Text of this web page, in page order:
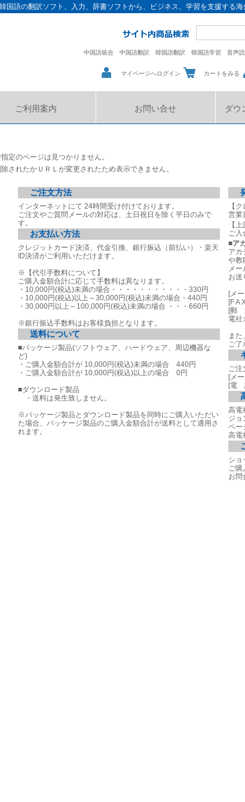
国語の翻訳ソフト、入力、辞書ソフトから、ビジネス、学習を支援する
中国語統合 中国語翻訳 韓国語翻訳 韓国語学習 音声
マイページへログイン カートをみる
ご利用案内 お問い合せ ダウ
指定のページは見つかりません。
されたかＵＲＬが変更されたため表示できません。
ご注文方法
インターネットにて 24時間受け付けております。
ご注文やご質問メールの対応は、土日祝日を除く平日のみで
す。
お支払い方法
クレジットカード決済、代金引換、銀行振込（前払い）・楽天
ID決済がご利用いただけます。
※【代引手数料について】
ご購入金額合計に応じて手数料は異なります。
・10,000円(税込)未満の場合・・・・・・・・・・・330円
・10,000円(税込)以上～30,000円(税込)未満の場合・440円
・30,000円以上～100,000円(税込)未満の場合 ・・・660円
※銀行振込手数料はお客様負担となります。
送料について
■パッケージ製品(ソフトウェア、ハードウェア、周辺機器な
ど)
・ご購入金額合計が 10,000円(税込)未満の場合 440円
・ご購入金額合計が 10,000円(税込)以上の場合 0円
■ダウンロード製品
・送料は発生致しません。
※パッケージ製品とダウンロード製品を同時にご購入いただい
た場合、パッケージ製品のご購入金額合計が送料として適用さ
れます。
【
営業
【
ご入
■ア
アカ
や教
メ
お送
[メ
[F A
[郵
電
ま
ご了
ご注
[メ
[電
高電
ジョ
ペー
高電
ショ
ご購
お問